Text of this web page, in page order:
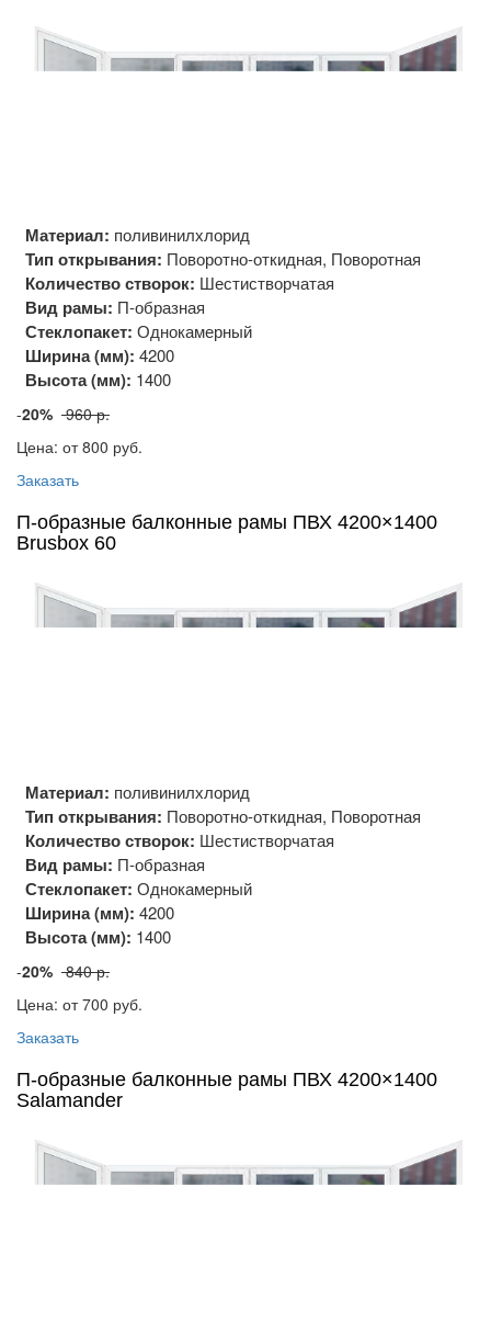
Материал: поливинилхлорид
Тип открывания: Поворотно-откидная, Поворотная
Количество створок: Шестистворчатая
Вид рамы: П-образная
Стеклопакет: Однокамерный
Ширина (мм): 4200
Высота (мм): 1400
-20% 960 р.
Цена: от 800 руб.
Заказать
П-образные балконные рамы ПВХ 4200×1400
Brusbox 60
Материал: поливинилхлорид
Тип открывания: Поворотно-откидная, Поворотная
Количество створок: Шестистворчатая
Вид рамы: П-образная
Стеклопакет: Однокамерный
Ширина (мм): 4200
Высота (мм): 1400
-20% 840 р.
Цена: от 700 руб.
Заказать
П-образные балконные рамы ПВХ 4200×1400
Salamander